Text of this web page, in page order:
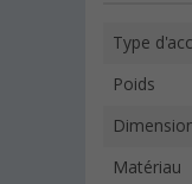
Type
Poids
Matériau